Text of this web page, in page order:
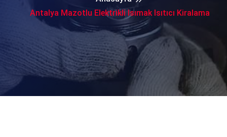
Antalya Mazotlu Elektrikli Isımak Isıtıcı Kiralama